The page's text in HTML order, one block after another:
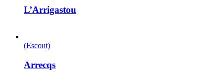
L’Arrigastou
(Escout)
Arrecqs